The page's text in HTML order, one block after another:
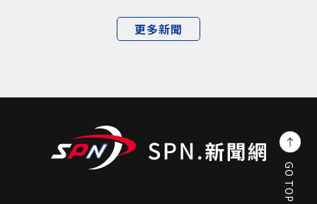
更多新聞
GO TOP